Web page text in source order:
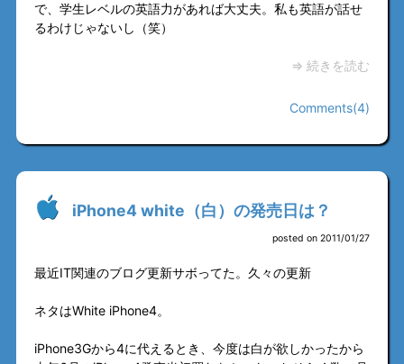
で、学生レベルの英語力があれば大丈夫。私も英語が話せ
るわけじゃないし（笑）
⇒ 続きを読む
Comments(4)
iPhone4 white（白）の発売日は？
posted on 2011/01/27
最近IT関連のブログ更新サボってた。久々の更新
ネタはWhite iPhone4。
iPhone3Gから4に代えるとき、今度は白が欲しかったから